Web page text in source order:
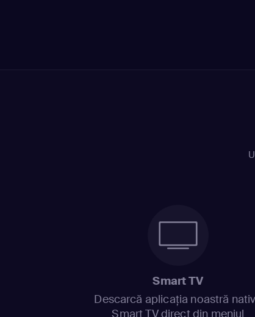
Smart TV
Descarcă aplicația noastră
Smart TV direct din meniul